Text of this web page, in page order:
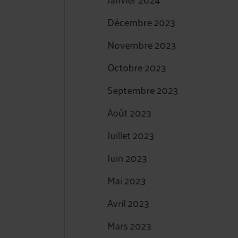
Décembre 2023
Novembre 2023
Octobre 2023
Septembre 2023
Août 2023
Juillet 2023
Juin 2023
Mai 2023
Avril 2023
Mars 2023